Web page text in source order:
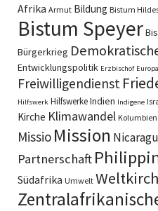
Afrika Armut Bildung Bistum
Bistum Speyer
Bürgerkrieg
Entwicklungspolitik Erzbischof Europa
Freiwilligendienst
Hilfswerk HilfswerkeIndien Indigene
Kirche Klimawandel Kolumbien
Missio Mission
Partnerschaft
Südafrika Umwelt